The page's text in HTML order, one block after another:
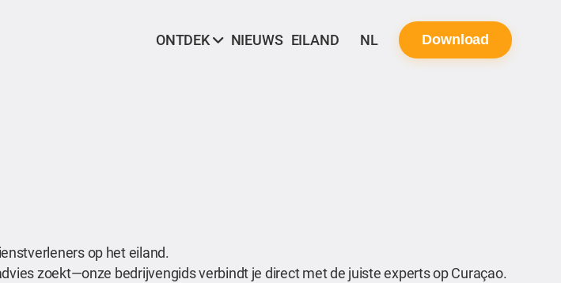
ONTDEK NIEUWS EILAND NL Download
op het eiland.
zoekt—onze bedrijvengids verbindt je direct met de juiste experts op Curaçao.